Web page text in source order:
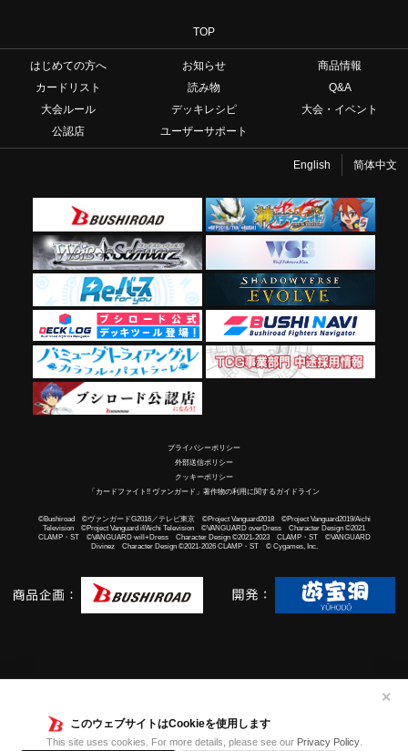
このウェブサイトはCookieを使用します
This site uses cookies. For more details, please see our Privacy Policy.
✕
TOP
はじめての方へ お知らせ
商品情報
カードリスト
読み物
Q&A
大会ルール
デッキレシピ
大会・イベント
公認店
ユーザーサポート
English 简体中文
プライバシーポリシー
外部送信ポリシー
クッキーポリシー
「カードファイト!! ヴァンガード」著作物の利用に関するガイドライン
©Bushiroad ©ヴァンガードG2016／テレビ東京 ©Project Vanguard2018 ©Project Vanguard2019/Aichi
Television ©Project Vanguard if/Aichi Television ©VANGUARD overDress Character Design ©2021
CLAMP・ST ©VANGUARD will+Dress Character Design ©2021-2023 CLAMP・ST ©VANGUARD
Divinez Character Design ©2021-2026 CLAMP・ST © Cygames, Inc.